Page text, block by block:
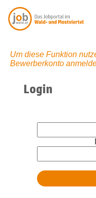
Um diese Funktion
Bewerberkonto
Login